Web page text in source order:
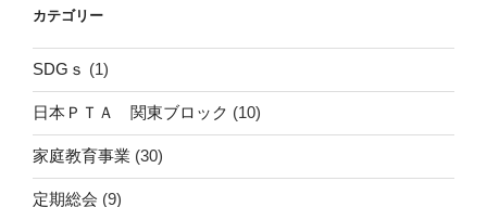
カテゴリー
SDGｓ (1)
日本ＰＴＡ 関東ブロック (10)
家庭教育事業 (30)
定期総会 (9)